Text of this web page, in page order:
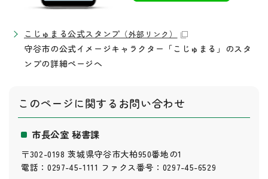
こじゅまる公式スタンプ （外部リンク）
守谷市の公式イメージキャラクター「こじゅまる」のスタ
ンプの詳細ページへ
このページに関する お問い合わせ
市長公室 秘書課
〒302-0198 茨城県守谷市大柏950番地の1
電話：0297-45-1111 ファクス番号：0297-45-6529